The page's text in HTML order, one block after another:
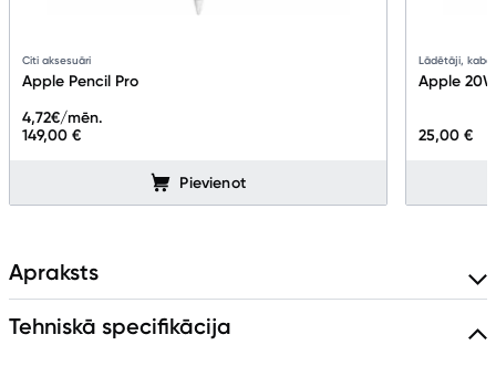
Uzņēmumiem
Tet pakalpojumi
Citi aksesuāri
Apple Pencil Pro
149,00 €
4,72€/mēn.
Pievienot
Lādētāji,
Apple
25,00 €
Apraksts
Tehniskā specifikācija